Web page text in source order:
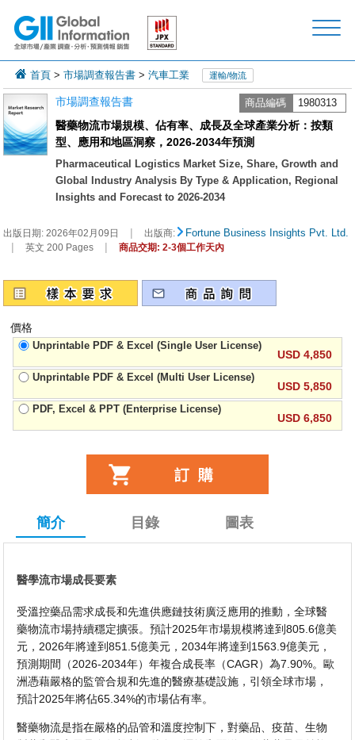
首頁 >市場調查報告書 >汽車工業 運輸/物流
市場調查報告書 商品編碼 1980313
醫藥物流市場規模、佔有率、成長及全球產業分析：按類
型、應用和地區洞察，2026-2034年預測
Pharmaceutical Logistics Market Size, Share, Growth and
Global Industry Analysis By Type & Application, Regional
Insights and Forecast to 2026-2034
出版日期:2026年02月09日 | 出版商: Fortune Business Insights Pvt. Ltd.
| 英文 200 Pages | 商品交期: 2-3個工作天內
價格
Unprintable PDF & Excel (Single User License)
USD 4,850
Unprintable PDF & Excel (Multi User License)
USD 5,850
PDF, Excel & PPT (Enterprise License)
USD 6,850
簡介 目錄 圖表
醫學流市場成長要素
受溫控藥品需求成長和先進供應鏈技術廣泛應用的推動，全球醫
藥物流市場持續穩定擴張。預計2025年市場規模將達到805.6億美
元，2026年將達到851.5億美元，2034年將達到1563.9億美元，
預測期間（2026-2034年）年複合成長率（CAGR）為7.90%。歐
洲憑藉嚴格的監管合規和先進的醫療基礎設施，引領全球市場，
預計2025年將佔65.34%的市場佔有率。
醫藥物流是指在嚴格的品管和溫度控制下，對藥品、疫苗、生物